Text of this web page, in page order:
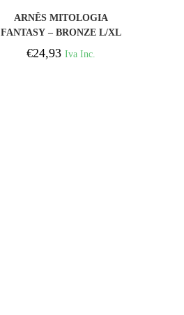
COMPRAR
ARNÊS MITOLOGIA
FANTASY – BRONZE L/XL
€24,93 Iva Inc.